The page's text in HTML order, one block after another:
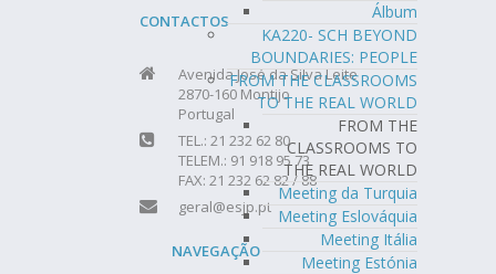
Álbum
KA220- SCH BEYOND
BOUNDARIES: PEOPLE
FROM THE CLASSROOMS
TO THE REAL WORLD
FROM THE
CLASSROOMS TO
THE REAL WORLD
Meeting da Turquia
Meeting Eslováquia
Meeting Itália
Meeting Estónia
CONTACTOS
Avenida José da Silva Leite
2870-160 Montijo
Portugal
TEL.: 21 232 62 80
TELEM.: 91 918 95 73
FAX: 21 232 62 82 / 88
geral@esjp.pt
NAVEGAÇÃO